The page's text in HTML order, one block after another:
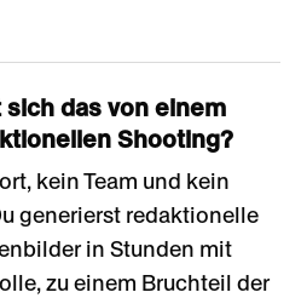
das von einem
Shooting?
kein Team und kein
generierst redaktionelle
in Stunden mit
zu einem Bruchteil der